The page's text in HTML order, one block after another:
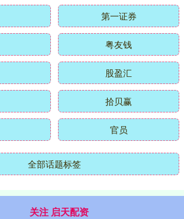
第一证券
粤友钱
股盈汇
拾贝赢
官员
全部话题标签
关注 启天配资